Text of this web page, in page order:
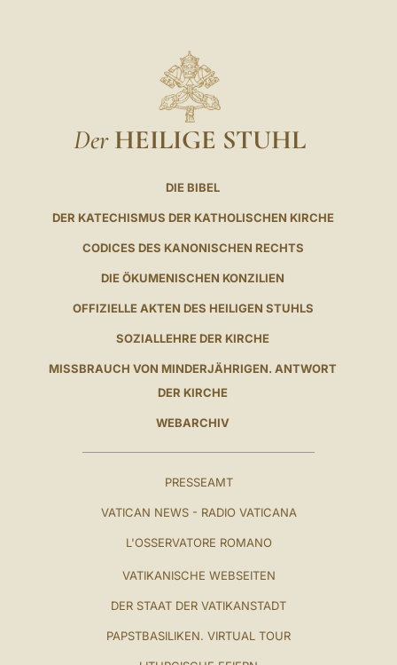
Der HEILIGE STUHL
DIE BIBEL
DER KATECHISMUS DER KATHOLISCHEN KIRCHE
CODICES DES KANONISCHEN RECHTS
DIE ÖKUMENISCHEN KONZILIEN
OFFIZIELLE AKTEN DES HEILIGEN STUHLS
SOZIALLEHRE DER KIRCHE
MISSBRAUCH VON MINDERJÄHRIGEN. ANTWORT
DER KIRCHE
WEBARCHIV
PRESSEAMT
VATICAN NEWS - RADIO VATICANA
L'OSSERVATORE ROMANO
VATIKANISCHE WEBSEITEN
DER STAAT DER VATIKANSTADT
PAPSTBASILIKEN. VIRTUAL TOUR